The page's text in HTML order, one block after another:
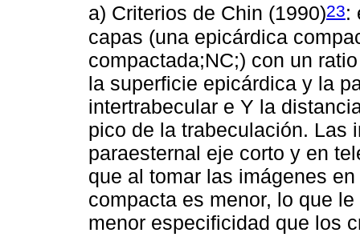
a) Criterios de Chin (1990)23:
capas (una epicárdica
compactada;NC;) con un
la superficie epicárdica y la
intertrabecular e Y la
pico de la trabeculación. Las
paraesternal eje corto y en
que al tomar las imágenes
compacta es menor, lo que
menor especificidad que los